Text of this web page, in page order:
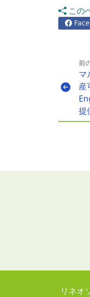
この
前
マ
産
提
リネオ